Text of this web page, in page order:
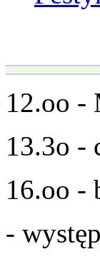
12.oo -
13.3o -
16.oo -
-